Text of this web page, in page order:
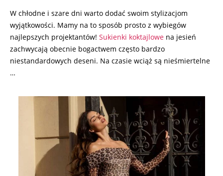
W chłodne i szare dni warto dodać swoim stylizacjom
wyjątkowości. Mamy na to sposób prosto z wybiegów
najlepszych projektantów! Sukienki koktajlowe na jesień
zachwycają obecnie bogactwem często bardzo
niestandardowych deseni. Na czasie wciąż są nieśmiertelne
…